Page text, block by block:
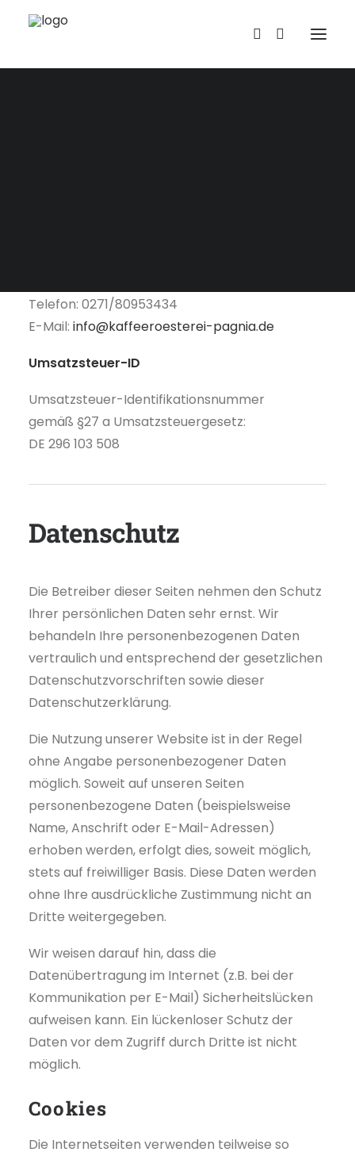
Telefon: 0271/80953434
E-Mail: info@kaffeeroesterei-pagnia.de
Umsatzsteuer-ID
Umsatzsteuer-Identifikationsnummer
gemäß §27 a Umsatzsteuergesetz:
DE 296 103 508
Datenschutz
Die Betreiber dieser Seiten nehmen den Schutz
Ihrer persönlichen Daten sehr ernst. Wir
behandeln Ihre personenbezogenen Daten
vertraulich und entsprechend der gesetzlichen
Datenschutzvorschriften sowie dieser
Datenschutzerklärung.
Die Nutzung unserer Website ist in der Regel
ohne Angabe personenbezogener Daten
möglich. Soweit auf unseren Seiten
personenbezogene Daten (beispielsweise
Name, Anschrift oder E-Mail-Adressen)
erhoben werden, erfolgt dies, soweit möglich,
stets auf freiwilliger Basis. Diese Daten werden
ohne Ihre ausdrückliche Zustimmung nicht an
Dritte weitergegeben.
Wir weisen darauf hin, dass die
Datenübertragung im Internet (z.B. bei der
Kommunikation per E-Mail) Sicherheitslücken
aufweisen kann. Ein lückenloser Schutz der
Daten vor dem Zugriff durch Dritte ist nicht
möglich.
Cookies
Die Internetseiten verwenden teilweise so